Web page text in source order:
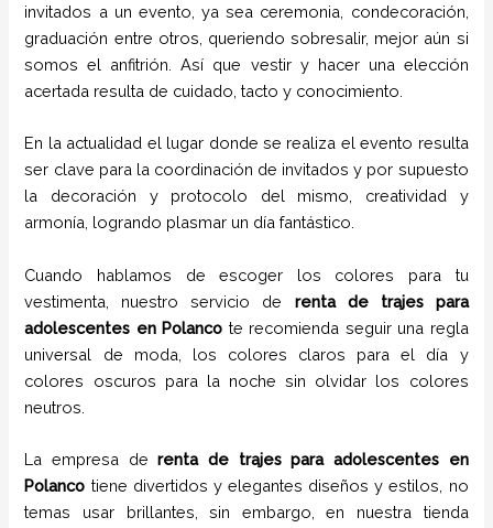
invitados a un evento, ya sea ceremonia, condecoración,
graduación entre otros, queriendo sobresalir, mejor aún si
somos el anfitrión. Así que vestir y hacer una elección
acertada resulta de cuidado, tacto y conocimiento.
En la actualidad el lugar donde se realiza el evento resulta
ser clave para la coordinación de invitados y por supuesto
la decoración y protocolo del mismo, creatividad y
armonía, logrando plasmar un día fantástico.
Cuando hablamos de escoger los colores para tu
vestimenta, nuestro servicio de renta de trajes para
adolescentes enPolanco te recomienda seguir una regla
universal de moda, los colores claros para el día y
colores oscuros para la noche sin olvidar los colores
neutros.
La empresa derenta de trajes para adolescentes en
Polanco tiene divertidos y elegantes diseños y estilos,
no
temas usar brillantes, sin embargo, en nuestra tienda